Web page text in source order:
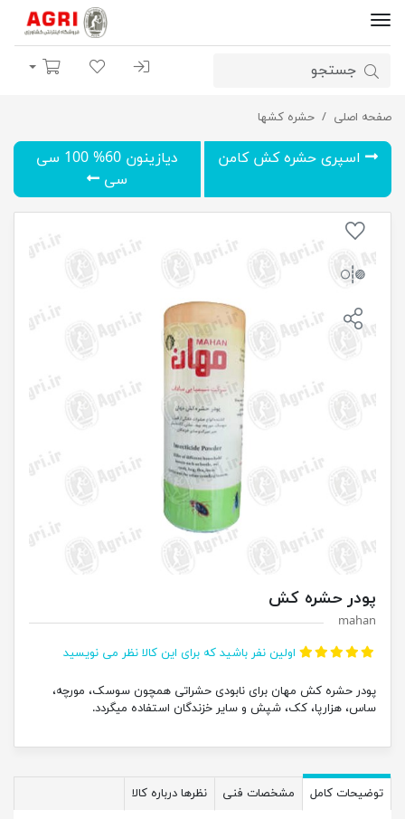
ورود | ثبت نام
لیست مورد علاقه
سبد خرید
صفحه اصلی حشره کشهاپودر حشره کش
اسپری حشره کش کامن
دیازینون 60% 100 سی
سی
پودر حشره کش
mahan
اولین نفر باشید که برای این کالا نظر می نویسید
پودر حشره کش مهان برای نابودی حشراتی همچون سوسک، مورچه،
ساس، هزارپا، کک، شپش و سایر خزندگان استفاده میگردد.
توضیحات کامل مشخصات فنی نظرها درباره کالا